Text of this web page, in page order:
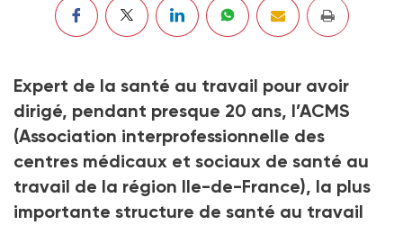
Expert de la santé au travail pour avoir
dirigé, pendant presque 20 ans, l’ACMS
(Association interprofessionnelle des
centres médicaux et sociaux de santé au
travail de la région Ile-de-France), la plus
importante structure de santé au travail